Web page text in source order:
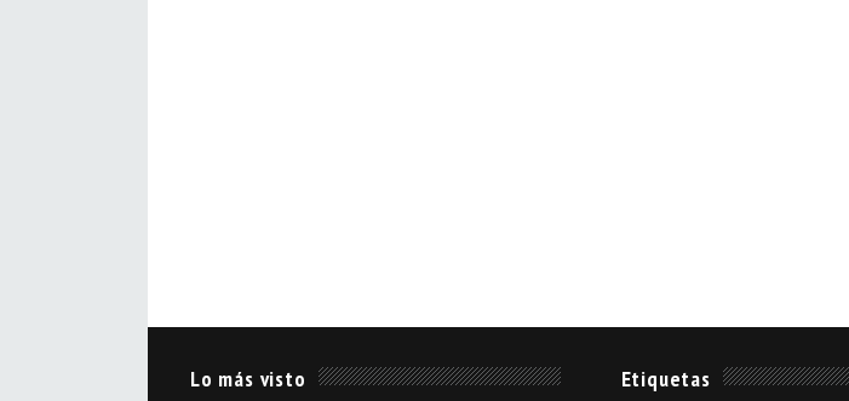
Lo más visto Etiquetas